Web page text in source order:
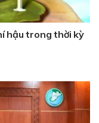
hậu trong thời kỳ